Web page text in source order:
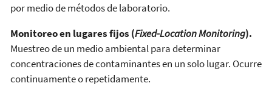
por medio de métodos de laboratorio.
Monitoreo en lugares fijos (Fixed-Location Monitoring).
Muestreo de un medio ambiental para determinar
concentraciones de contaminantes en un solo lugar. Ocurre
continuamente o repetidamente.